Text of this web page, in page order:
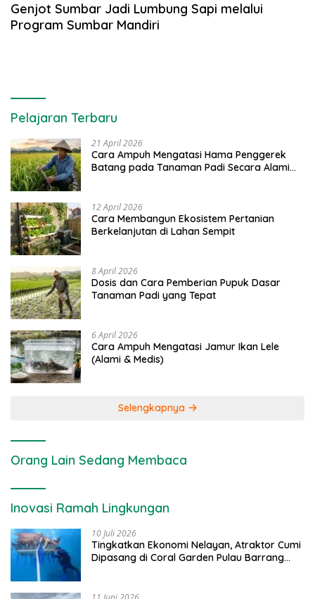
Genjot Sumbar Jadi Lumbung Sapi melalui
Program Sumbar Mandiri
Pelajaran Terbaru
21 April 2026
Cara Ampuh Mengatasi Hama Penggerek
Batang pada Tanaman Padi Secara Alami
12 April 2026
Cara Membangun Ekosistem Pertanian
Berkelanjutan di Lahan Sempit
8 April 2026
Dosis dan Cara Pemberian Pupuk Dasar
Tanaman Padi yang Tepat
6 April 2026
Cara Ampuh Mengatasi Jamur Ikan Lele
(Alami & Medis)
Selengkapnya
Orang Lain Sedang Membaca
Inovasi Ramah Lingkungan
10 Juli 2026
Tingkatkan Ekonomi Nelayan, Atraktor Cumi
Dipasang di Coral Garden Pulau Barrang